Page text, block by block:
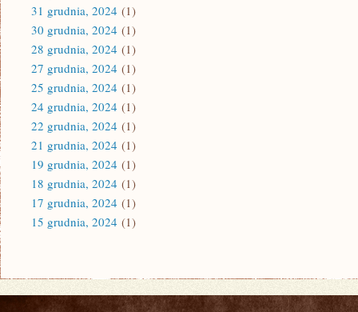
31 grudnia, 2024 (1)
30 grudnia, 2024 (1)
28 grudnia, 2024 (1)
27 grudnia, 2024 (1)
25 grudnia, 2024 (1)
24 grudnia, 2024 (1)
22 grudnia, 2024 (1)
21 grudnia, 2024 (1)
19 grudnia, 2024 (1)
18 grudnia, 2024 (1)
17 grudnia, 2024 (1)
15 grudnia, 2024 (1)